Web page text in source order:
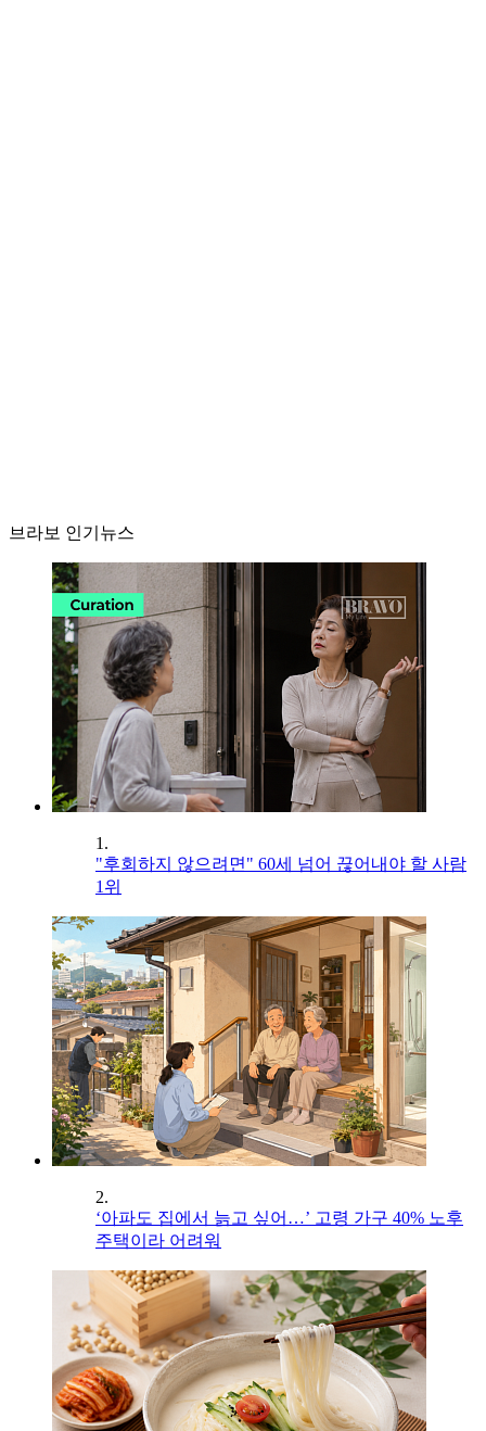
브라보 인기뉴스
1.
"후회하지 않으려면" 60세 넘어 끊어내야 할 사람
1위
2.
‘아파도 집에서 늙고 싶어…’ 고령 가구 40% 노후
주택이라 어려워